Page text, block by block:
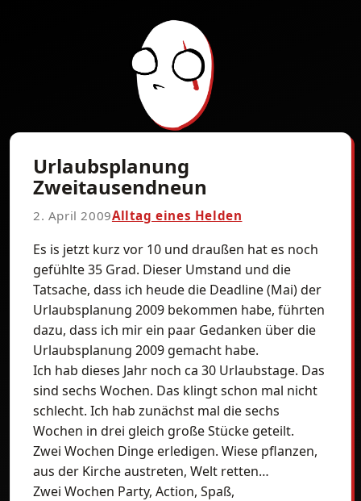
Urlaubsplanung
Zweitausendneun
2. April 2009Alltag eines Helden
Es is jetzt kurz vor 10 und draußen hat es noch
gefühlte 35 Grad. Dieser Umstand und die
Tatsache, dass ich heude die Deadline (Mai) der
Urlaubsplanung 2009 bekommen habe, führten
dazu, dass ich mir ein paar Gedanken über die
Urlaubsplanung 2009 gemacht habe.
Ich hab dieses Jahr noch ca 30 Urlaubstage. Das
sind sechs Wochen. Das klingt schon mal nicht
schlecht. Ich hab zunächst mal die sechs
Wochen in drei gleich große Stücke geteilt.
Zwei Wochen Dinge erledigen. Wiese pflanzen,
aus der Kirche austreten, Welt retten…
Zwei Wochen Party, Action, Spaß,